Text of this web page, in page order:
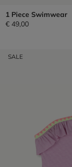
1 Piece Swimwear
€ 49,00
SALE